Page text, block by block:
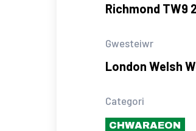
Richmond TW9
Gwesteiwr
London Welsh
Categori
CHWARAEON